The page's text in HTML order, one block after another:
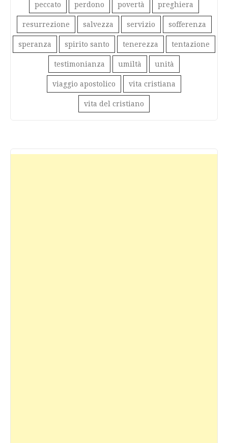
peccato perdono povertà preghiera
resurrezione salvezza servizio sofferenza
speranza spirito santo tenerezza tentazione
testimonianza umiltà unità
viaggio apostolico vita cristiana
vita del cristiano